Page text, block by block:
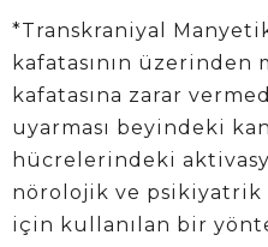
*Transkraniyal
kafatasının
kafatasına zarar
uyarması beyindeki
hücrelerindeki
nörolojik ve psikiyatrik
için kullanılan bir